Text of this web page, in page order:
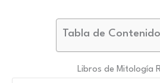
Tabla de
Libros de Mitología